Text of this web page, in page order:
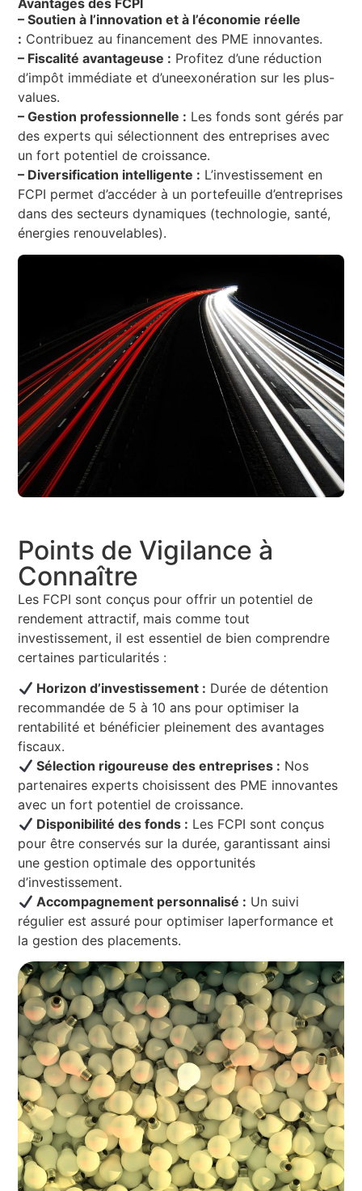
Avantages des FCPI
– Soutien à l’innovation et à l’économie réelle
: Contribuez au financement des PME innovantes.
– Fiscalité avantageuse : Profitez d’une réduction
d’impôt immédiate et d’uneexonération sur les plus-
values.
– Gestion professionnelle : Les fonds sont gérés par
des experts qui sélectionnent des entreprises avec
un fort potentiel de croissance.
– Diversification intelligente : L’investissement en
FCPI permet d’accéder à un portefeuille d’entreprises
dans des secteurs dynamiques (technologie, santé,
énergies renouvelables).
Points de Vigilance à
Connaître
Les FCPI sont conçus pour offrir un potentiel de
rendement attractif, mais comme tout
investissement, il est essentiel de bien comprendre
certaines particularités :
Horizon d’investissement : Durée de détention
recommandée de 5 à 10 ans pour optimiser la
rentabilité et bénéficier pleinement des avantages
fiscaux.
Sélection rigoureuse des entreprises : Nos
partenaires experts choisissent des PME innovantes
avec un fort potentiel de croissance.
Disponibilité des fonds : Les FCPI sont conçus
pour être conservés sur la durée, garantissant ainsi
une gestion optimale des opportunités
d’investissement.
Accompagnement personnalisé : Un suivi
régulier est assuré pour optimiser laperformance et
la gestion des placements.